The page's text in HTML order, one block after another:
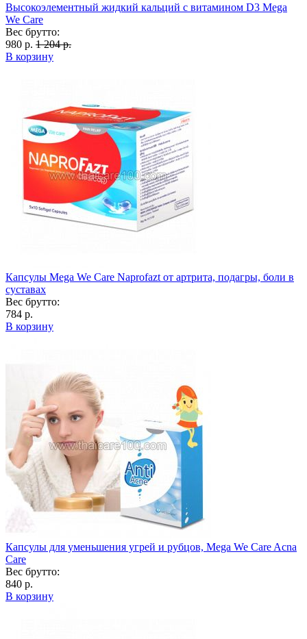
Высокоэлементный жидкий кальций с витамином D3 Mega
We Care
Вес брутто:
980 р. 1 204 р.
В корзину
Капсулы Mega We Care Naprofazt от артрита, подагры, боли в
суставах
Вес брутто:
784 р.
В корзину
Капсулы для уменьшения угрей и рубцов, Mega We Care Acna
Care
Вес брутто:
840 р.
В корзину